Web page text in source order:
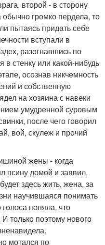
второй - в сторону
громко пердела, то
пытаясь придать себе
вступали в
разогнавшись по
в стенку или какой-нибудь
осознав никчемность
и собственную
на хозяина с навеки
умудренной суровым
после чего говорил
вой, скулеж и прочий
жены - когда
псину домой и заявил,
здесь жить, жена, за
научившаяся понимать
поняла, что
только поэтому нового
мотался по